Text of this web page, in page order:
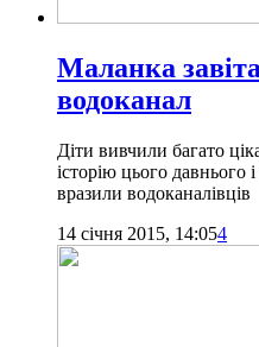
Маланка
водоканал
Діти вивчили багато
історію цього давнього
вразили водоканалівців
14 січня 2015, 14:054